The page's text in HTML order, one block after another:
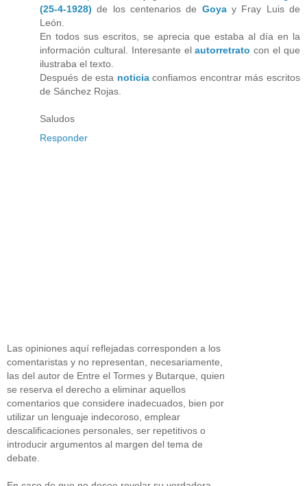
(25-4-1928) de los centenarios de Goyay Fray Luis de
León.
En todos sus escritos, se aprecia que estaba al día en la
información cultural. Interesante elautorretratocon el que
ilustraba el texto.
Después de esta noticiaconfiamos encontrar más escritos
de Sánchez Rojas.
Saludos
Responder
Las opiniones aquí reflejadas corresponden a los
comentaristas y no representan, necesariamente,
las del autor de Entre el Tormes y Butarque, quien
se reserva el derecho a eliminar aquellos
comentarios que considere inadecuados, bien por
utilizar un lenguaje indecoroso, emplear
descalificaciones personales, ser repetitivos o
introducir argumentos al margen del tema de
debate.